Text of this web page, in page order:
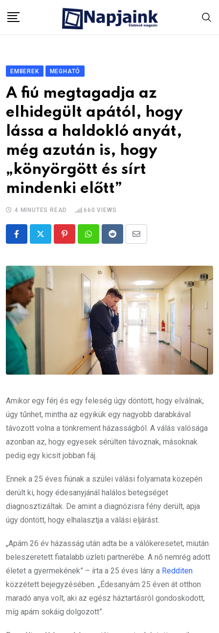
EMBEREK MEGHATÓ
A fiú megtagadja az
elhidegült apától, hogy
lássa a haldokló anyát,
még azután is, hogy
„könyörgött és sírt
mindenki előtt”
4 MINUTES READ 660 VIEWS
PinterestWhatsappRedditShare
Email
Amikor egy férj és egy feleség úgy döntött, hogy elválnak,
úgy tűnhet, mintha az egyikük egy nagyobb darabkával
távozott volna a tönkrement házasságból. A válás valósága
azonban az, hogy egyesek sérülten távoznak, másoknak
pedig egy kicsit jobban fáj.
Ennek a 25 éves fiúnak a szülei válási folyamata közepén
derült ki, hogy édesanyjánál halálos betegséget
diagnosztizáltak. De amint a diagnózisra fény derült, apja
úgy döntött, hogy elhalasztja a válási eljárást.
„Apám 26 év házasság után adta be a válókeresetet, miután
beleszeretett fiatalabb üzleti partnerébe. A nő nemrég adott
életet a gyermekének” – írta a 25 éves lány a Redditen
közzétett bejegyzésében. „Édesanyám 25 éven át otthon
maradó anya volt, aki az egész háztartásról gondoskodott,
míg apám sokáig dolgozott”.